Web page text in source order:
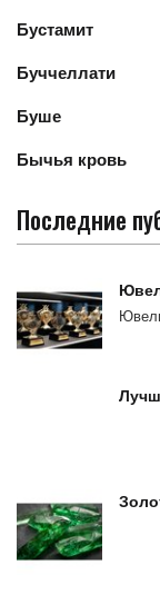
Бустамит
Буччеллати
Буше
Бычья кровь
Последние